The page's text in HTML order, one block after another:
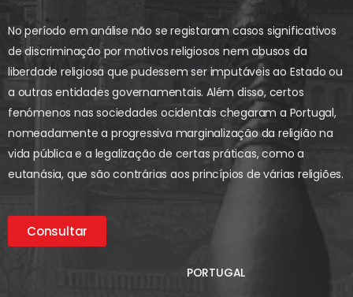
No período em análise não se registaram casos significativos
de discriminação por motivos religiosos nem abusos da
liberdade religiosa que pudessem ser imputáveis ao Estado ou
a outras entidades governamentais. Além disso, certos
fenómenos nas sociedades ocidentais chegaram a Portugal,
nomeadamente a progressiva marginalização da religião na
vida pública e a legalização de certas práticas, como a
eutanásia, que são contrárias aos princípios de várias religiões.
Consultar
PORTUGAL